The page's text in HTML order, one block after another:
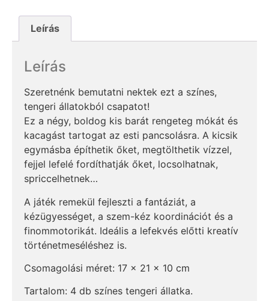
Leírás
Leírás
Szeretnénk bemutatni nektek ezt a színes,
tengeri állatokból csapatot!
Ez a négy, boldog kis barát rengeteg mókát és
kacagást tartogat az esti pancsolásra. A kicsik
egymásba építhetik őket, megtölthetik vízzel,
fejjel lefelé fordíthatják őket, locsolhatnak,
spriccelhetnek…
A játék remekül fejleszti a fantáziát, a
kézügyességet, a szem-kéz koordinációt és a
finommotorikát. Ideális a lefekvés előtti kreatív
történetmeséléshez is.
Csomagolási méret: 17 x 21 x 10 cm
Tartalom: 4 db színes tengeri állatka.